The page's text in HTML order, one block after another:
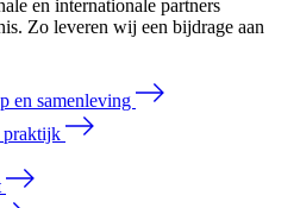
en internationale partners
Zo leveren wij een bijdrage aan
en samenleving
praktijk